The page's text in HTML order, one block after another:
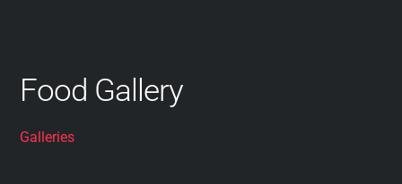
Food Gallery
Galleries